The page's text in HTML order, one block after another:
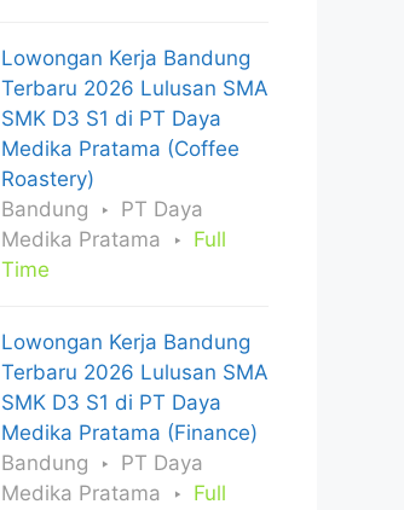
Lowongan Kerja Bandung
Terbaru 2026 Lulusan SMA
SMK D3 S1 di PT Daya
Medika Pratama (Coffee
Roastery)
Bandung
PT Daya
Medika Pratama
Full
Time
Lowongan Kerja Bandung
Terbaru 2026 Lulusan SMA
SMK D3 S1 di PT Daya
Medika Pratama (Finance)
Bandung
PT Daya
Medika Pratama
Full